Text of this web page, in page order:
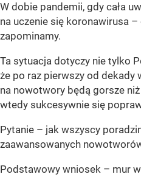
W dobie pandemii, gdy cała
na uczenie się koronawirusa
zapominamy.
Ta sytuacja dotyczy nie tylko
że po raz pierwszy od dekady
na nowotwory będą gorsze
wtedy sukcesywnie się
Pytanie – jak wszyscy
zaawansowanych
Podstawowy wniosek – mur